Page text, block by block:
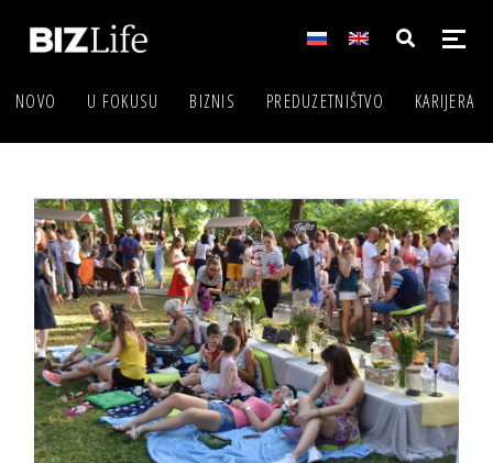
NOVO U FOKUSU BIZNIS PREDUZETNIŠTVO KARIJERA